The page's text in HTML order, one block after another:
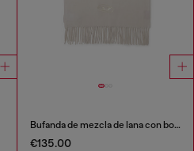
Bufanda de mezcla de lana con bordes de flecos
€135.00